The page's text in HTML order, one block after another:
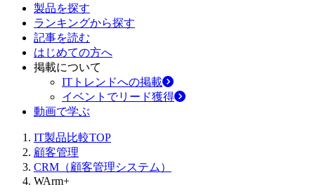
製品を探す
ランキングから探す
記事を読む
はじめての方へ
掲載について
ITトレンドへの掲載
イベントでリード獲得
動画で学ぶ
IT製品比較TOP
顧客管理
CRM（顧客管理システム）
WArm+